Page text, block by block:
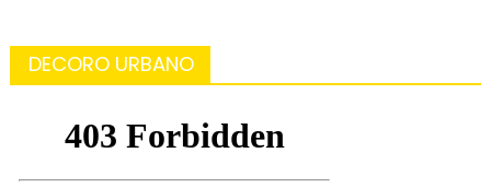
DECORO URBANO